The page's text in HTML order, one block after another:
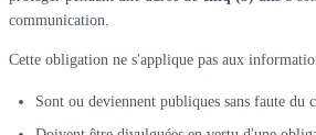
communication.
Cette obligation ne s'applique pas aux
Sont ou deviennent publiques sans faute du